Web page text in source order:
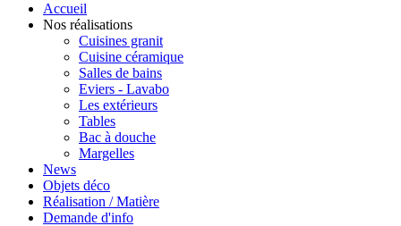
Accueil
Nos réalisations
Cuisines granit
Cuisine céramique
Salles de bains
Eviers - Lavabo
Les extérieurs
Tables
Bac à douche
Margelles
News
Objets déco
Réalisation / Matière
Demande d'info